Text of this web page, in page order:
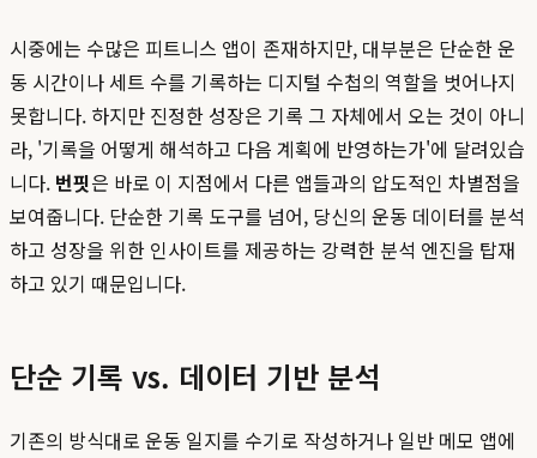
시중에는 수많은 피트니스 앱이 존재하지만, 대부분은 단순한 운
동 시간이나 세트 수를 기록하는 디지털 수첩의 역할을 벗어나지
못합니다. 하지만 진정한 성장은 기록 그 자체에서 오는 것이 아니
라, '기록을 어떻게 해석하고 다음 계획에 반영하는가'에 달려있습
니다. 번핏은 바로 이 지점에서 다른 앱들과의 압도적인 차별점을
보여줍니다. 단순한 기록 도구를 넘어, 당신의 운동 데이터를 분석
하고 성장을 위한 인사이트를 제공하는 강력한 분석 엔진을 탑재
하고 있기 때문입니다.
단순 기록 vs. 데이터 기반 분석
기존의 방식대로 운동 일지를 수기로 작성하거나 일반 메모 앱에